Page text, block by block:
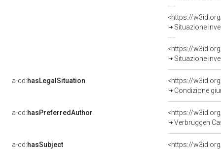
<https://
Situazione
<https://
Situazione
a-cd:hasLegalSituation
<https://
Condizione
a-cd:hasPreferredAuthor
<https://
Verbruggen
a-cd:hasSubject
<https://